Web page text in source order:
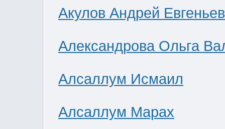
Акулов Андрей
Александрова Ольга
Алсаллум Исмаил
Алсаллум Марах